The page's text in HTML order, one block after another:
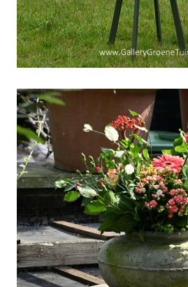
Zijn-naam-is-